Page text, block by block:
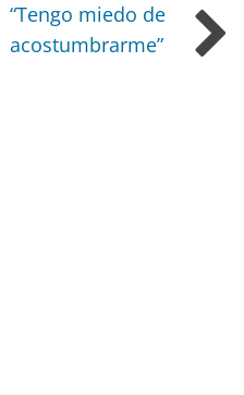
“Tengo miedo de
acostumbrarme”